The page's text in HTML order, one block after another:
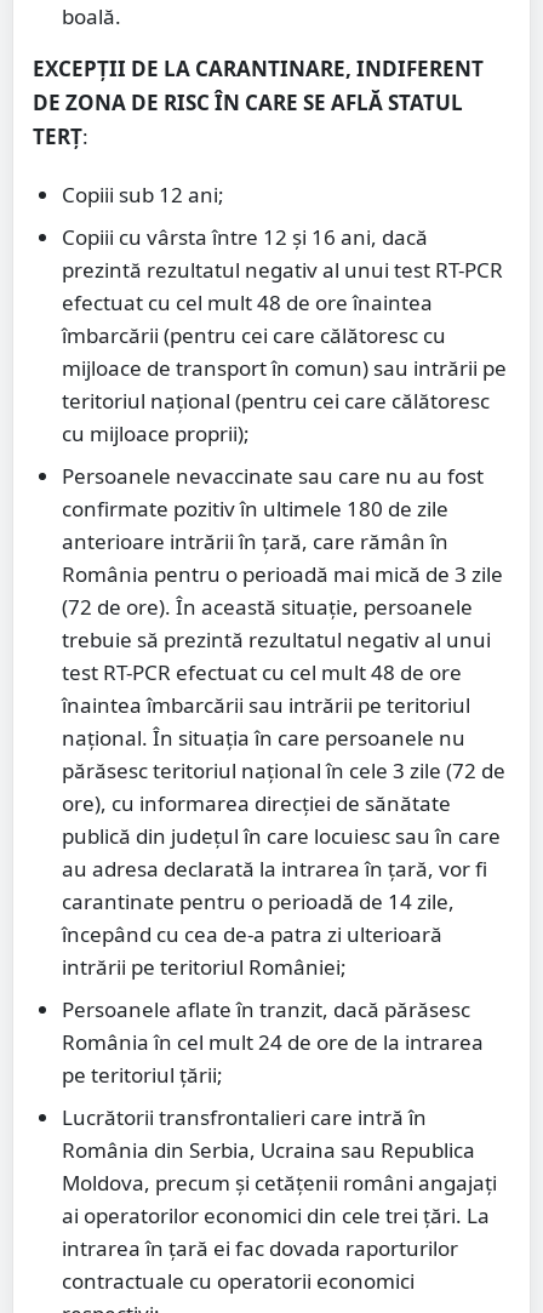
boală.
EXCEPȚII DE LA CARANTINARE, INDIFERENT
DE ZONA DE RISC ÎN CARE SE AFLĂ STATUL
TERȚ:
Copiii sub 12 ani;
Copiii cu vârsta între 12 și 16 ani, dacă
prezintă rezultatul negativ al unui test RT-PCR
efectuat cu cel mult 48 de ore înaintea
îmbarcării (pentru cei care călătoresc cu
mijloace de transport în comun) sau intrării pe
teritoriul național (pentru cei care călătoresc
cu mijloace proprii);
Persoanele nevaccinate sau care nu au fost
confirmate pozitiv în ultimele 180 de zile
anterioare intrării în țară, care rămân în
România pentru o perioadă mai mică de 3 zile
(72 de ore). În această situație, persoanele
trebuie să prezintă rezultatul negativ al unui
test RT-PCR efectuat cu cel mult 48 de ore
înaintea îmbarcării sau intrării pe teritoriul
național. În situația în care persoanele nu
părăsesc teritoriul național în cele 3 zile (72 de
ore), cu informarea direcției de sănătate
publică din județul în care locuiesc sau în care
au adresa declarată la intrarea în țară, vor fi
carantinate pentru o perioadă de 14 zile,
începând cu cea de-a patra zi ulterioară
intrării pe teritoriul României;
Persoanele aflate în tranzit, dacă părăsesc
România în cel mult 24 de ore de la intrarea
pe teritoriul țării;
Lucrătorii transfrontalieri care intră în
România din Serbia, Ucraina sau Republica
Moldova, precum și cetățenii români angajați
ai operatorilor economici din cele trei țări. La
intrarea în țară ei fac dovada raporturilor
contractuale cu operatorii economici